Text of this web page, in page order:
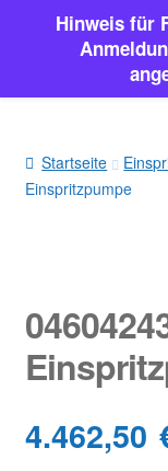
springen
springen
INJEKTOREN
Classic Parts
Startseite
Einspritzpumpe
4.462,50
Hinweis für